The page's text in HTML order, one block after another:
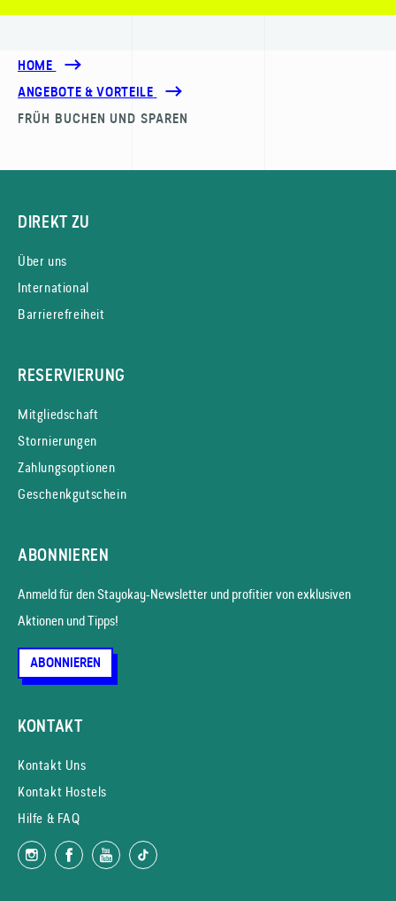
HOME
ANGEBOTE & VORTEILE
FRÜH BUCHEN UND SPAREN
DIREKT ZU
Über uns
International
Barrierefreiheit
RESERVIERUNG
Mitgliedschaft
Stornierungen
Zahlungsoptionen
Geschenkgutschein
ABONNIEREN
Anmeld für den Stayokay-News­letter und profitier von exklusiven
Aktionen und Tipps!
ABONNIEREN
KONTAKT
Kontakt Uns
Kontakt Hostels
Hilfe & FAQ